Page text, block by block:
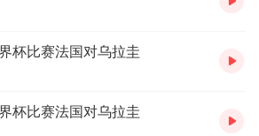
杯比赛法国对乌拉圭
杯比赛法国对乌拉圭